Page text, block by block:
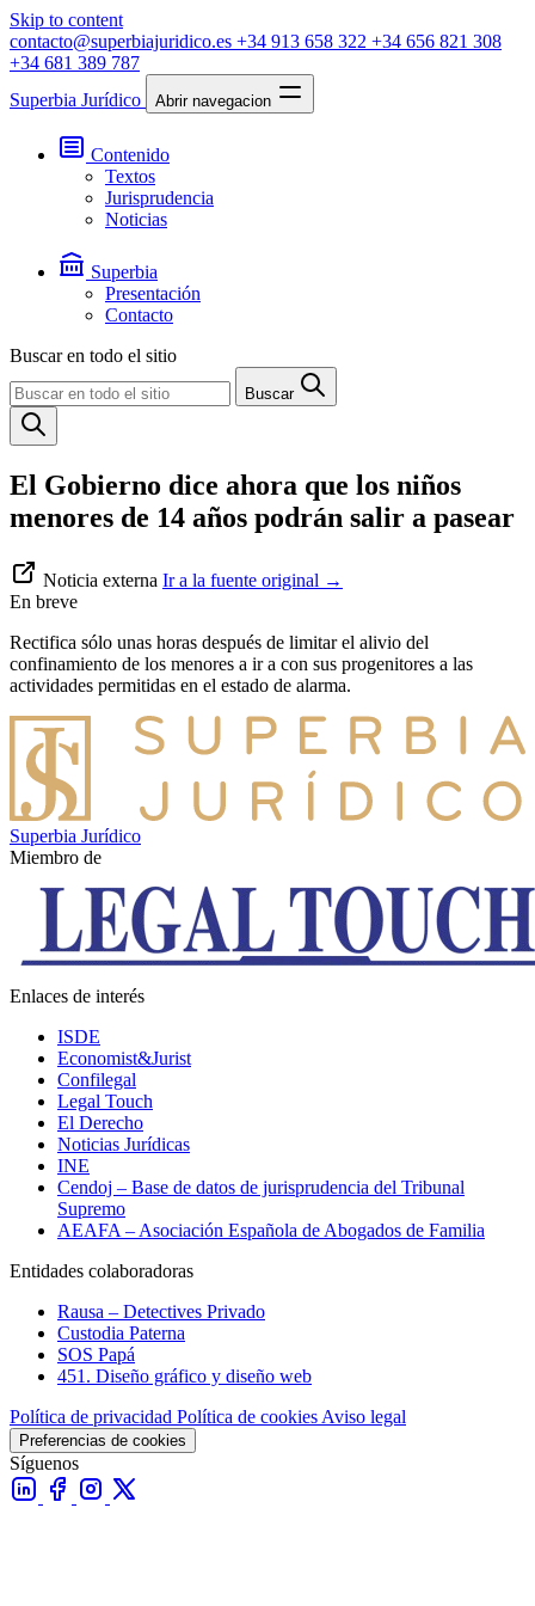
Skip to content
contacto@superbiajuridico.es +34 913 658 322 +34 656 821 308
+34 681 389 787
Superbia Jurídico
Abrir navegacion
Contenido
Textos
Jurisprudencia
Noticias
Superbia
Presentación
Contacto
Buscar en todo el sitio
Buscar
El Gobierno dice ahora que los niños
menores de 14 años podrán salir a pasear
Noticia externa Ir a la fuente original →
En breve
Rectifica sólo unas horas después de limitar el alivio del
confinamiento de los menores a ir a con sus progenitores a las
actividades permitidas en el estado de alarma.
Superbia Jurídico
Miembro de
Enlaces de interés
ISDE
Economist&Jurist
Confilegal
Legal Touch
El Derecho
Noticias Jurídicas
INE
Cendoj – Base de datos de jurisprudencia del Tribunal
Supremo
AEAFA – Asociación Española de Abogados de Familia
Entidades colaboradoras
Rausa – Detectives Privado
Custodia Paterna
SOS Papá
451. Diseño gráfico y diseño web
Política de privacidad Política de cookies Aviso legal
Preferencias de cookies
Síguenos